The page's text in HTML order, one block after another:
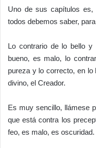
Uno de sus capítulos
todos debemos saber,
Lo contrario de lo bello
bueno, es malo, lo
pureza y lo correcto, en
divino, el Creador.
Es muy sencillo, llámese
que está contra los
feo, es malo, es oscuridad.